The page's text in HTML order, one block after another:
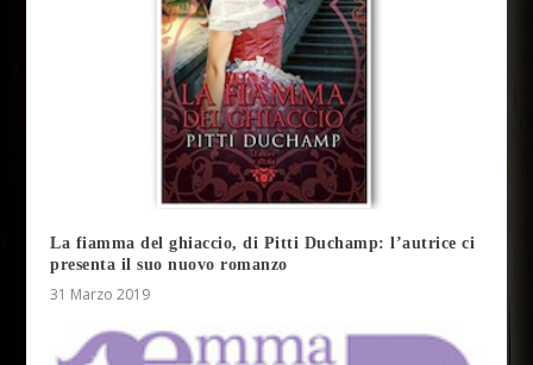
La fiamma del ghiaccio, di Pitti Duchamp: l’autrice ci
presenta il suo nuovo romanzo
31 Marzo 2019